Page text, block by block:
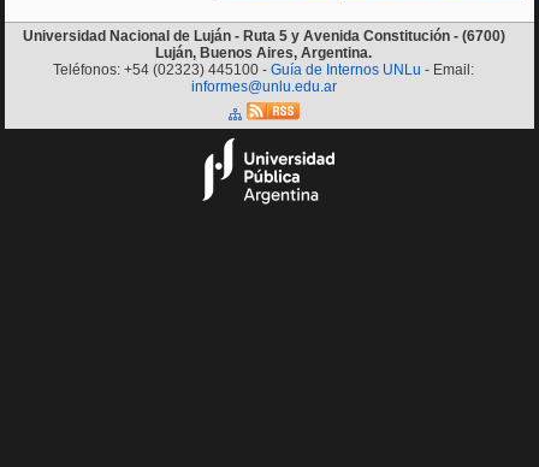
Universidad Nacional de Luján - Ruta 5 y Avenida Constitución - (6700)
Luján, Buenos Aires, Argentina.
Teléfonos: +54 (02323) 445100 - Guía de Internos UNLu - Email:
informes@unlu.edu.ar